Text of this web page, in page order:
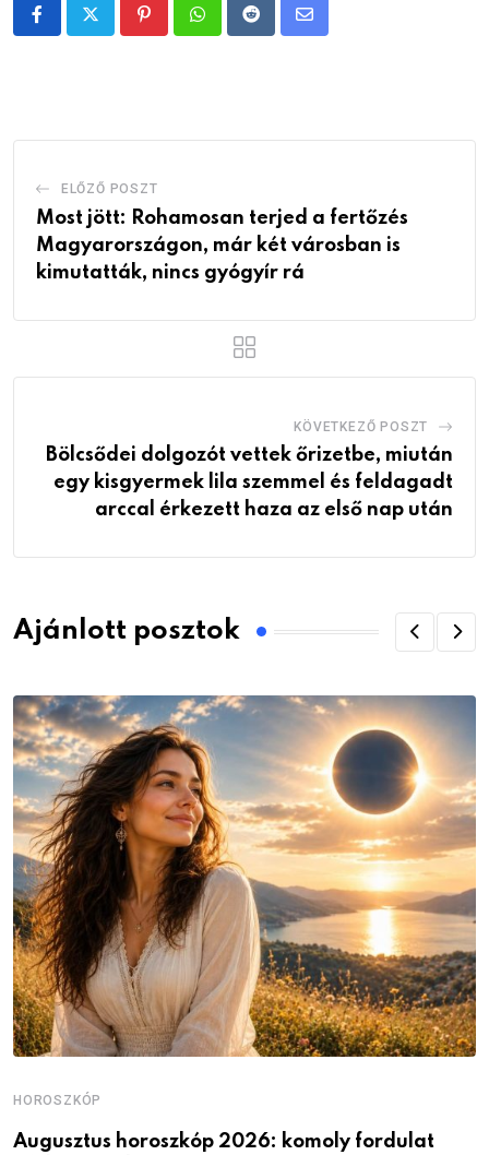
PinterestWhatsappRedditShare
ELŐZŐ POSZT
Most jött: Rohamosan terjed a fertőzés
Magyarországon, már két városban is
kimutatták, nincs gyógyír rá
KÖVETKEZŐ POSZT
Bölcsődei dolgozót vettek őrizetbe, miután
egy kisgyermek lila szemmel és feldagadt
arccal érkezett haza az első nap után
Ajánlott posztok
HOROSZKÓP
Augusztus horoszkóp 2026: komoly fordulat